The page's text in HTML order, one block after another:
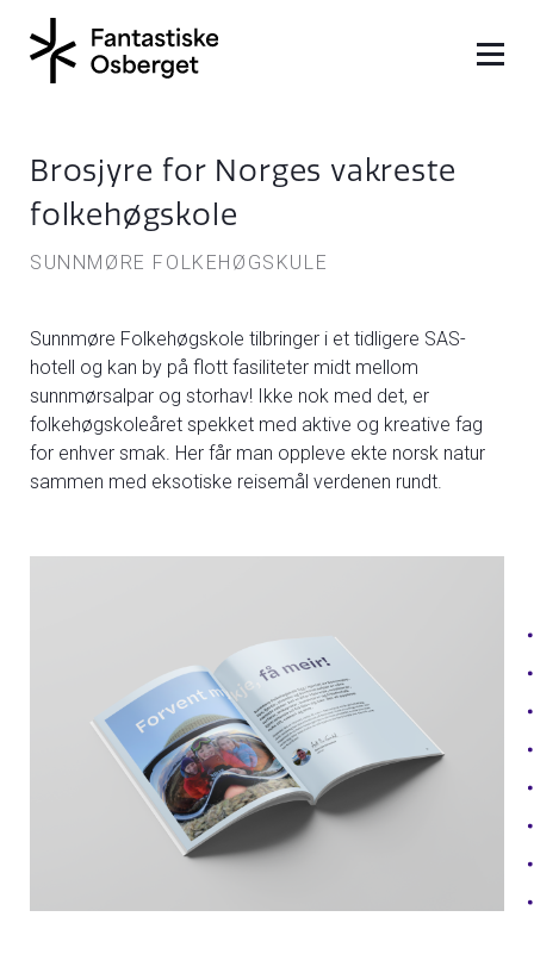
Brosjyre for Norges vakreste
folkehøgskole
SUNNMØRE FOLKEHØGSKULE
Sunnmøre Folkehøgskole tilbringer i et tidligere SAS-
hotell og kan by på flott fasiliteter midt mellom
sunnmørsalpar og storhav! Ikke nok med det, er
folkehøgskoleåret spekket med aktive og kreative fag
for enhver smak. Her får man oppleve ekte norsk natur
sammen med eksotiske reisemål verdenen rundt.